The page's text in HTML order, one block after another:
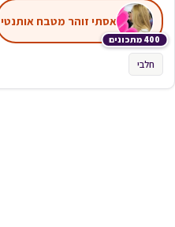
400 מתכונים
אסתי זוהר מטבח אותנטי
חלבי